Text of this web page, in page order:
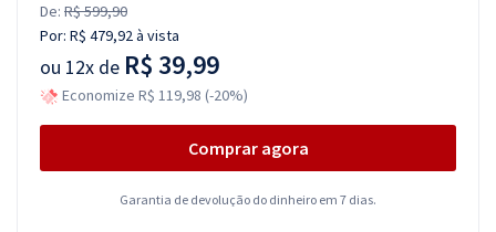
De: R$ 599,90
Por: R$ 479,92à vista
ou 12x de R$ 39,99
Economize R$ 119,98 (-20%)
Comprar agora
Garantia de devolução do dinheiro em 7 dias.